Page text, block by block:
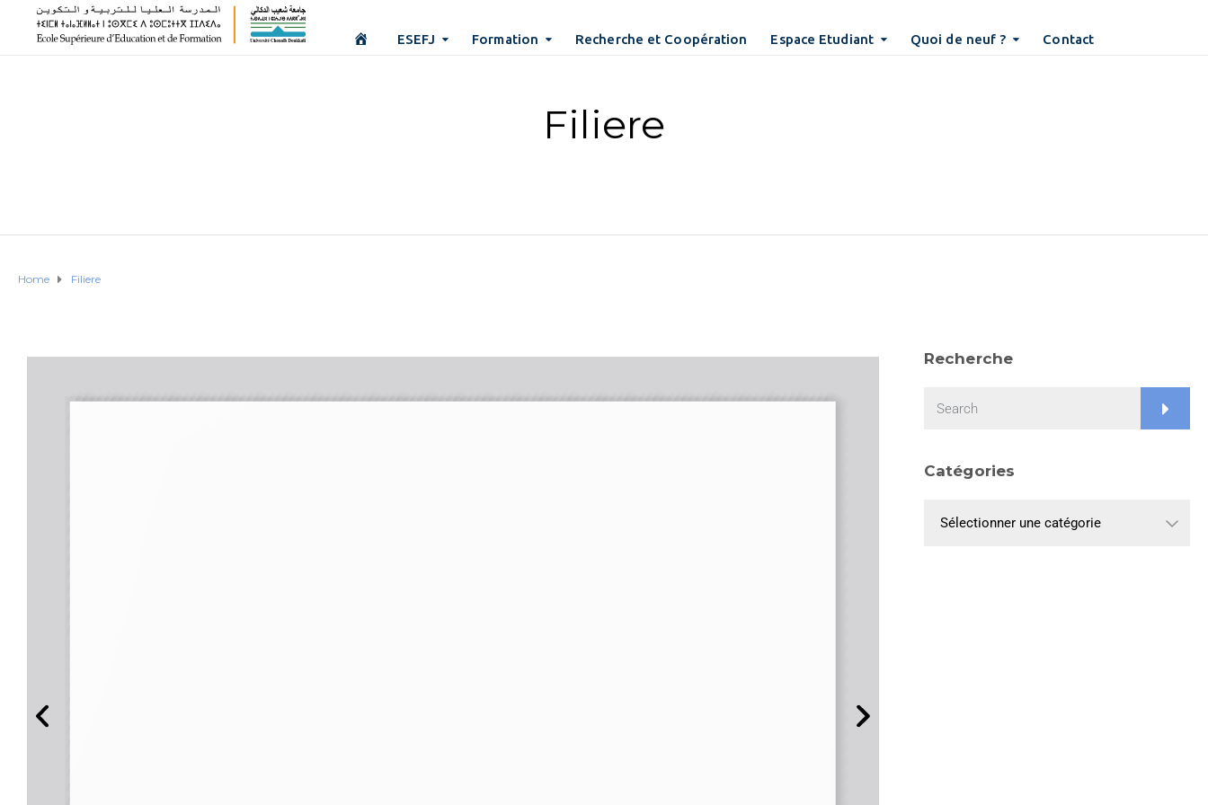
ESEFJ Formation Recherche et Coopération Espace Etudiant Quoi de neuf ? Contact
Filiere
Home Filiere
Recherche
Catégories